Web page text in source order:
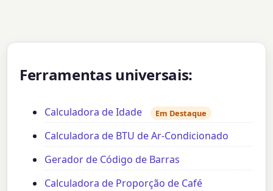
Ferramentas universais:
Calculadora de Idade Em Destaque
Calculadora de BTU de Ar-Condicionado
Gerador de Código de Barras
Calculadora de Proporção de Café